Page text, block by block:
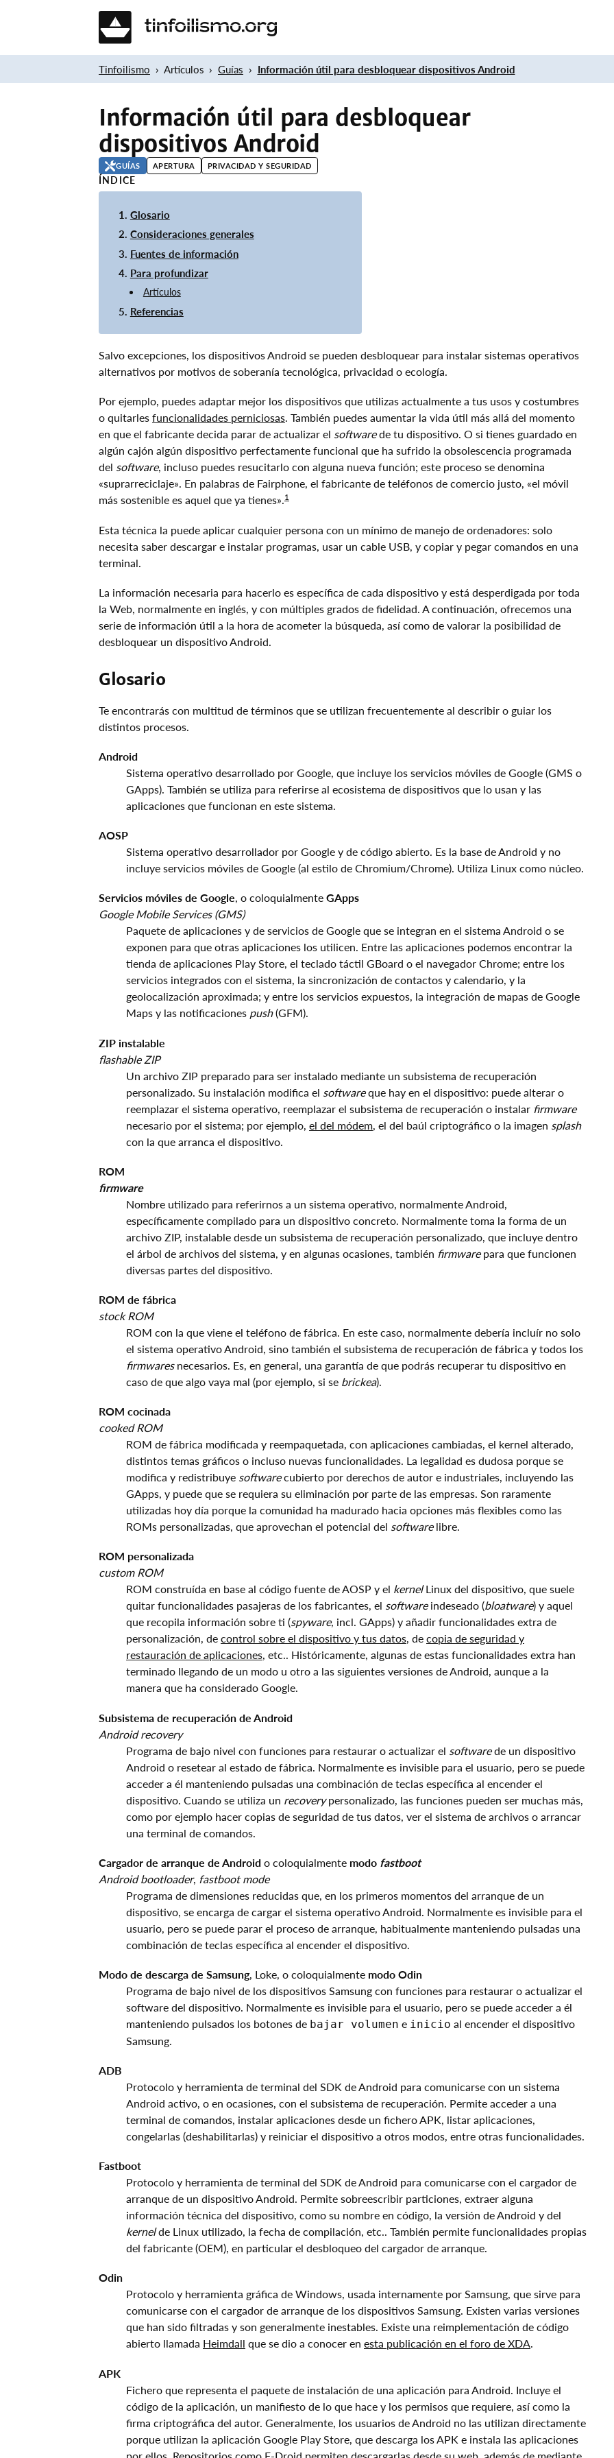
Tinfoilismo Artículos Guías Información útil para desbloquear dispositivos Android
Información útil para desbloquear
dispositivos Android
GUÍAS APERTURA PRIVACIDAD Y SEGURIDAD
ÍNDICE
Glosario
Consideraciones generales
Fuentes de información
Para profundizar
Artículos
Referencias
Salvo excepciones, los dispositivos Android se pueden desbloquear para instalar sistemas operativos
alternativos por motivos de soberanía tecnológica, privacidad o ecología.
Por ejemplo, puedes adaptar mejor los dispositivos que utilizas actualmente a tus usos y costumbres
o quitarles funcionalidades perniciosas. También puedes aumentar la vida útil más allá del momento
en que el fabricante decida parar de actualizar el softwarede tu dispositivo. O si tienes guardado en
algún cajón algún dispositivo perfectamente funcional que ha sufrido la obsolescencia programada
del software, incluso puedes resucitarlo con alguna nueva función; este proceso se denomina
«suprarreciclaje». En palabras de Fairphone, el fabricante de teléfonos de comercio justo, «el móvil
más sostenible es aquel que ya tienes».1
Esta técnica la puede aplicar cualquier persona con un mínimo de manejo de ordenadores: solo
necesita saber descargar e instalar programas, usar un cable USB, y copiar y pegar comandos en una
terminal.
La información necesaria para hacerlo es específica de cada dispositivo y está desperdigada por toda
la Web, normalmente en inglés, y con múltiples grados de fidelidad. A continuación, ofrecemos una
serie de información útil a la hora de acometer la búsqueda, así como de valorar la posibilidad de
desbloquear un dispositivo Android.
Glosario
Te encontrarás con multitud de términos que se utilizan frecuentemente al describir o guiar los
distintos procesos.
Android
Sistema operativo desarrollado por Google, que incluye los servicios móviles de Google (GMS o
GApps). También se utiliza para referirse al ecosistema de dispositivos que lo usan y las
aplicaciones que funcionan en este sistema.
AOSP
Sistema operativo desarrollador por Google y de código abierto. Es la base de Android y no
incluye servicios móviles de Google (al estilo de Chromium/Chrome). Utiliza Linux como núcleo.
Servicios móviles de Google, o coloquialmente GApps
Google Mobile Services (GMS)
Paquete de aplicaciones y de servicios de Google que se integran en el sistema Android o se
exponen para que otras aplicaciones los utilicen. Entre las aplicaciones podemos encontrar la
tienda de aplicaciones Play Store, el teclado táctil GBoard o el navegador Chrome; entre los
servicios integrados con el sistema, la sincronización de contactos y calendario, y la
geolocalización aproximada; y entre los servicios expuestos, la integración de mapas de Google
Maps y las notificaciones push(GFM).
ZIP instalable
flashable ZIP
Un archivo ZIP preparado para ser instalado mediante un subsistema de recuperación
personalizado. Su instalación modifica el softwareque hay en el dispositivo: puede alterar o
reemplazar el sistema operativo, reemplazar el subsistema de recuperación o instalar firmware
necesario por el sistema; por ejemplo, el del módem , el del baúl criptográfico o la imagen splash
con la que arranca el dispositivo.
ROM
firmware
Nombre utilizado para referirnos a un sistema operativo, normalmente Android,
específicamente compilado para un dispositivo concreto. Normalmente toma la forma de un
archivo ZIP, instalable desde un subsistema de recuperación personalizado, que incluye dentro
el árbol de archivos del sistema, y en algunas ocasiones, también firmwarepara que funcionen
diversas partes del dispositivo.
ROM de fábrica
stock ROM
ROM con la que viene el teléfono de fábrica. En este caso, normalmente debería incluír no solo
el sistema operativo Android, sino también el subsistema de recuperación de fábrica y todos los
firmwaresnecesarios. Es, en general, una garantía de que podrás recuperar tu dispositivo en
caso de que algo vaya mal (por ejemplo, si se brickea).
ROM cocinada
cooked ROM
ROM de fábrica modificada y reempaquetada, con aplicaciones cambiadas, el kernel alterado,
distintos temas gráficos o incluso nuevas funcionalidades. La legalidad es dudosa porque se
modifica y redistribuye softwarecubierto por derechos de autor e industriales, incluyendo las
GApps, y puede que se requiera su eliminación por parte de las empresas. Son raramente
utilizadas hoy día porque la comunidad ha madurado hacia opciones más flexibles como las
ROMs personalizadas, que aprovechan el potencial del softwarelibre.
ROM personalizada
custom ROM
ROM construída en base al código fuente de AOSP y el kernelLinux del dispositivo, que suele
quitar funcionalidades pasajeras de los fabricantes, el softwareindeseado (bloatware) y aquel
que recopila información sobre ti (spyware, incl. GApps) y añadir funcionalidades extra de
personalización, de control sobre el dispositivo y tus datos, de copia de seguridad y
restauración de aplicaciones, etc.. Históricamente, algunas de estas funcionalidades extra han
terminado llegando de un modo u otro a las siguientes versiones de Android, aunque a la
manera que ha considerado Google.
Subsistema de recuperación de Android
Android recovery
Programa de bajo nivel con funciones para restaurar o actualizar el softwarede un dispositivo
Android o resetear al estado de fábrica. Normalmente es invisible para el usuario, pero se puede
acceder a él manteniendo pulsadas una combinación de teclas específica al encender el
dispositivo. Cuando se utiliza un recoverypersonalizado, las funciones pueden ser muchas más,
como por ejemplo hacer copias de seguridad de tus datos, ver el sistema de archivos o arrancar
una terminal de comandos.
Cargador de arranque de Android o coloquialmente modo fastboot
Android bootloader, fastboot mode
Programa de dimensiones reducidas que, en los primeros momentos del arranque de un
dispositivo, se encarga de cargar el sistema operativo Android. Normalmente es invisible para el
usuario, pero se puede parar el proceso de arranque, habitualmente manteniendo pulsadas una
combinación de teclas específica al encender el dispositivo.
Modo de descarga de Samsung, Loke, o coloquialmente modo Odin
Programa de bajo nivel de los dispositivos Samsung con funciones para restaurar o actualizar el
software del dispositivo. Normalmente es invisible para el usuario, pero se puede acceder a él
manteniendo pulsados los botones de bajar volumen e inicio al encender el dispositivo
Samsung.
ADB
Protocolo y herramienta de terminal del SDK de Android para comunicarse con un sistema
Android activo, o en ocasiones, con el subsistema de recuperación. Permite acceder a una
terminal de comandos, instalar aplicaciones desde un fichero APK, listar aplicaciones,
congelarlas (deshabilitarlas) y reiniciar el dispositivo a otros modos, entre otras funcionalidades.
Fastboot
Protocolo y herramienta de terminal del SDK de Android para comunicarse con el cargador de
arranque de un dispositivo Android. Permite sobreescribir particiones, extraer alguna
información técnica del dispositivo, como su nombre en código, la versión de Android y del
kernelde Linux utilizado, la fecha de compilación, etc.. También permite funcionalidades propias
del fabricante (OEM), en particular el desbloqueo del cargador de arranque.
Odin
Protocolo y herramienta gráfica de Windows, usada internamente por Samsung, que sirve para
comunicarse con el cargador de arranque de los dispositivos Samsung. Existen varias versiones
que han sido filtradas y son generalmente inestables. Existe una reimplementación de código
abierto llamada Heimdall que se dio a conocer en esta publicación en el foro de XDA.
APK
Fichero que representa el paquete de instalación de una aplicación para Android. Incluye el
código de la aplicación, un manifiesto de lo que hace y los permisos que requiere, así como la
firma criptográfica del autor. Generalmente, los usuarios de Android no las utilizan directamente
porque utilizan la aplicación Google Play Store, que descarga los APK e instala las aplicaciones
por ellos. Repositorios como F-Droid permiten descargarlas desde su web, además de mediante